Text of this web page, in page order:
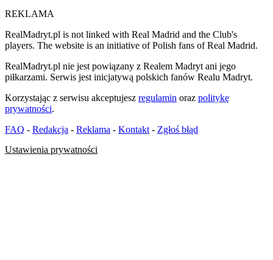
REKLAMA
RealMadryt.pl is not linked with Real Madrid and the Club's
players. The website is an initiative of Polish fans of Real Madrid.
RealMadryt.pl nie jest powiązany z Realem Madryt ani jego
piłkarzami. Serwis jest inicjatywą polskich fanów Realu Madryt.
Korzystając z serwisu akceptujesz regulamin oraz politykę
prywatności.
FAQ - Redakcja - Reklama - Kontakt - Zgłoś błąd
Ustawienia prywatności